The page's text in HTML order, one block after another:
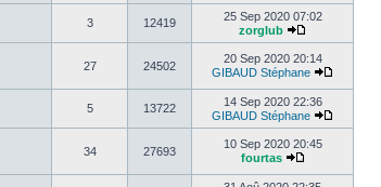
3 12419
25 Sep 2020 07:02
zorglub
27 24502
20 Sep 2020 20:14
GIBAUD Stéphane
5 13722
14 Sep 2020 22:36
GIBAUD Stéphane
34 27693
10 Sep 2020 20:45
fourtas